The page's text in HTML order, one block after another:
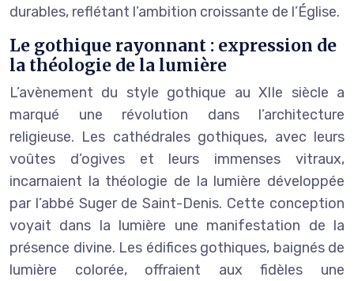
durables, reflétant l’ambition croissante de l’Église.
Le gothique rayonnant : expression de
la théologie de la lumière
L’avènement du style gothique au XIIe siècle a
marqué une révolution dans l’architecture
religieuse. Les cathédrales gothiques, avec leurs
voûtes d’ogives et leurs immenses vitraux,
incarnaient la théologie de la lumière développée
par l’abbé Suger de Saint-Denis. Cette conception
voyait dans la lumière une manifestation de la
présence divine. Les édifices gothiques, baignés de
lumière colorée, offraient aux fidèles une